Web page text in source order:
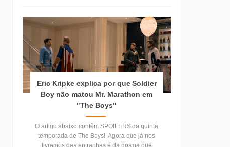
Eric Kripke explica por que Soldier
Boy não matou Mr. Marathon em
"The Boys"
O artigo abaixo contêm SPOILERS da quinta
temporada de The Boys! Agora que já nos
livramos das entranhas e da gosma que